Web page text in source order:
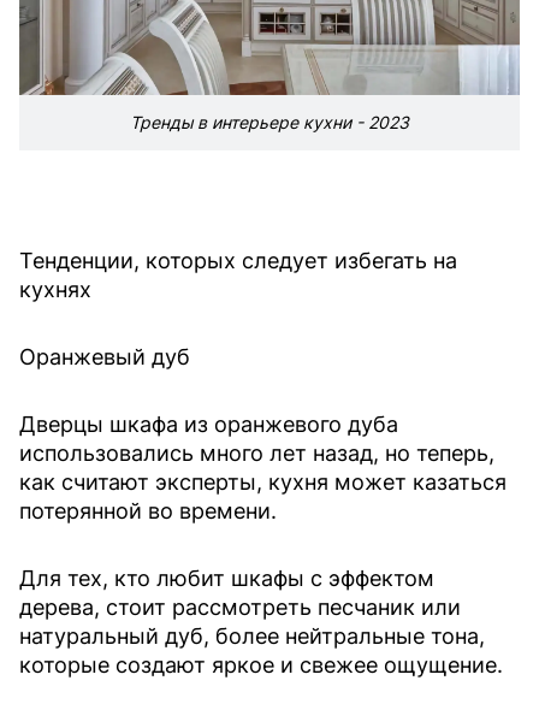
Тренды в интерьере кухни - 2023
Тенденции, которых следует избегать на
кухнях
Оранжевый дуб
Дверцы шкафа из оранжевого дуба
использовались много лет назад, но теперь,
как считают эксперты, кухня может казаться
потерянной во времени.
Для тех, кто любит шкафы с эффектом
дерева, стоит рассмотреть песчаник или
натуральный дуб, более нейтральные тона,
которые создают яркое и свежее ощущение.